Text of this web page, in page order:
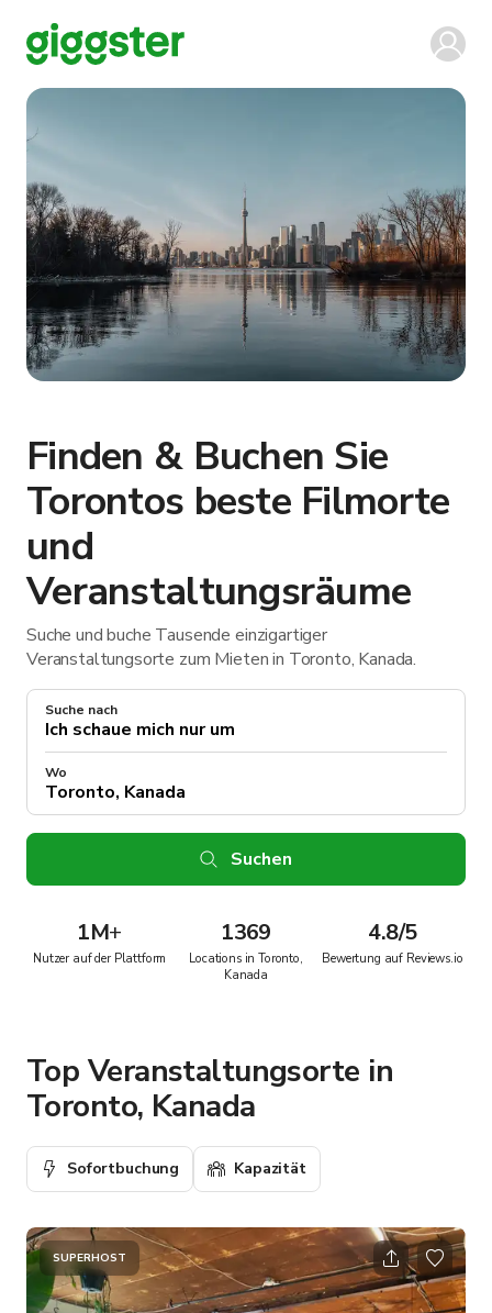
Finden & Buchen Sie
Torontos beste Filmorte
und
Veranstaltungsräume
Suche und buche Tausende einzigartiger
Veranstaltungsorte zum Mieten in Toronto, Kanada.
Suche nach
Wo
Suchen
1M+
Nutzer auf der Plattform
1369
Locations in Toronto,
Kanada
4.8/5
Bewertung auf Reviews.io
Top Veranstaltungsorte in
Toronto, Kanada
Sofortbuchung Kapazität
SUPERHOST